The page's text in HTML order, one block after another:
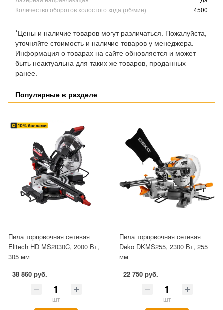
Количество оборотов холостого хода (об/мин)
4500
*Цены и наличие товаров могут различаться. Пожалуйста,
уточняйте стоимость и наличие товаров у менеджера.
Информация о товарах на сайте обновляется и может
быть неактуальна для таких же товаров, проданных
ранее.
Популярные в разделе
Пила торцовочная сетевая
Elitech HD MS2030C, 2000 Вт,
305 мм
38 860 руб.
шт
Пила торцовочная сетевая
Deko DKMS255, 2300 Вт, 255
мм
22 750 руб.
шт